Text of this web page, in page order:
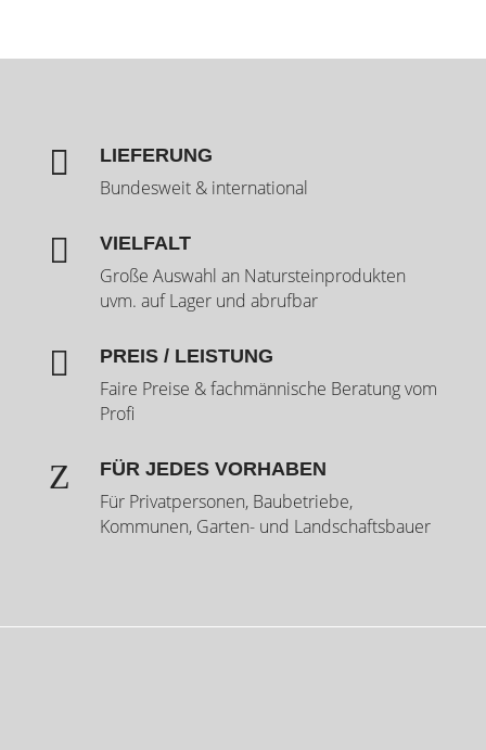
 LIEFERUNG
Bundesweit & international
 VIELFALT
Große Auswahl an Natursteinprodukten
uvm. auf Lager und abrufbar
 PREIS / LEISTUNG
Faire Preise & fachmännische Beratung vom
Profi
Z FÜR JEDES VORHABEN
Für Privatpersonen, Baubetriebe,
Kommunen, Garten- und Landschaftsbauer